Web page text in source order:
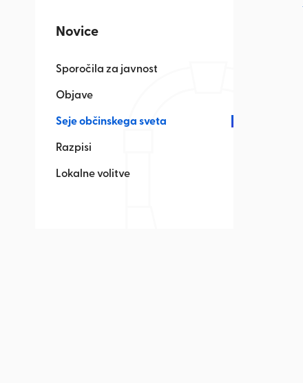
Novice
Sporočila za javnost
Objave
Seje občinskega sveta
Razpisi
Lokalne volitve